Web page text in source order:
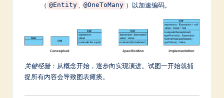
（ @Entity @OneToMany ）以加速编码。
关键经验：从概念开始，逐步向实现演进。试图一开始就捕
捉所有内容会导致图表瘫痪。